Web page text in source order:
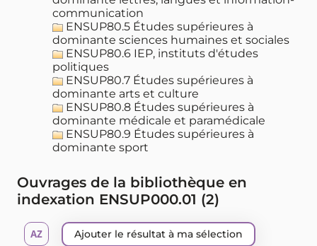
communication
ENSUP80.5 Études supérieures à
dominante sciences humaines et sociales
ENSUP80.6 IEP, instituts d'études
politiques
ENSUP80.7 Études supérieures à
dominante arts et culture
ENSUP80.8 Études supérieures à
dominante médicale et paramédicale
ENSUP80.9 Études supérieures à
dominante sport
Ouvrages de la bibliothèque en
indexation ENSUP000.01 (2)
Ajouter le résultat à ma sélection